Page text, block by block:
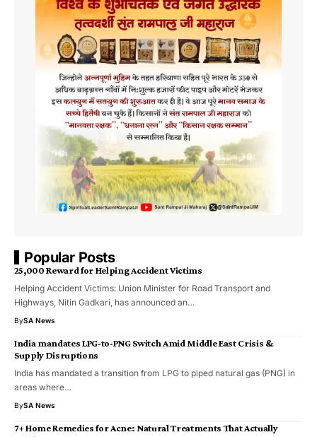
Popular Posts
₹25,000 Reward for Helping Accident Victims
Helping Accident Victims: Union Minister for Road Transport and
Highways, Nitin Gadkari, has announced an…
BySA News
India mandates LPG-to-PNG Switch Amid Middle East Crisis &
Supply Disruptions
India has mandated a transition from LPG to piped natural gas (PNG) in
areas where…
BySA News
7+ Home Remedies for Acne: Natural Treatments That Actually